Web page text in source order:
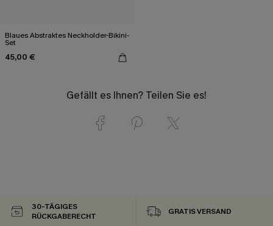
Blaues Abstraktes Neckholder-Bikini-
Set
45,00 €
Gefällt es Ihnen? Teilen Sie es!
30-TÄGIGES
RÜCKGABERECHT
GRATIS VERSAND